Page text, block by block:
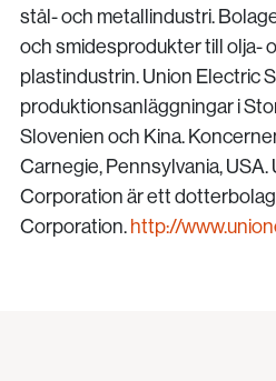
stål- och metallindustri.
och smidesprodukter till olja-
plastindustrin. Union Electric
produktionsanläggningar i
Slovenien och Kina.
Carnegie, Pennsylvania,
Corporation är ett
Corporation.http://